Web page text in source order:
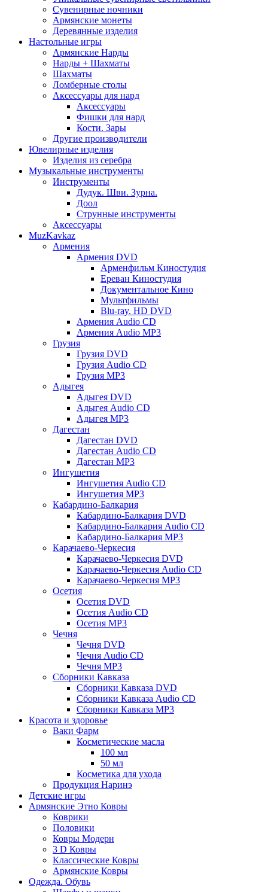
Сувенирные ночники
Армянские монеты
Деревянные изделия
Настольные игры
Армянские Нарды
Нарды + Шахматы
Шахматы
Ломберные столы
Аксессуары для нард
Аксессуары
Фишки для нард
Кости. Зары
Другие производители
Ювелирные изделия
Изделия из серебра
Музыкальные инструменты
Инструменты
Дудук. Шви. Зурна.
Доол
Струнные инструменты
Аксессуары
MuzKavkaz
Армения
Армения DVD
Арменфильм Киностудия
Ереван Киностудия
Документальное Кино
Мультфильмы
Blu-ray. HD DVD
Армения Audio CD
Армения Audio MP3
Грузия
Грузия DVD
Грузия Audio CD
Грузия MP3
Адыгея
Адыгея DVD
Адыгея Audio CD
Адыгея MP3
Дагестан
Дагестан DVD
Дагестан Audio CD
Дагестан MP3
Ингушетия
Ингушетия Audio CD
Ингушетия MP3
Кабардино-Балкария
Кабардино-Балкария DVD
Кабардино-Балкария Audio CD
Кабардино-Балкария MP3
Карачаево-Черкесия
Карачаево-Черкесия DVD
Карачаево-Черкесия Audio CD
Карачаево-Черкесия MP3
Осетия
Осетия DVD
Осетия Audio CD
Осетия MP3
Чечня
Чечня DVD
Чечня Audio CD
Чечня MP3
Сборники Кавказа
Сборники Кавказа DVD
Сборники Кавказа Audio CD
Сборники Кавказа MP3
Красота и здоровье
Ваки Фарм
Косметические масла
100 мл
50 мл
Косметика для ухода
Продукция Наринэ
Детские игры
Армянские Этно Ковры
Коврики
Половики
Ковры Модерн
3 D Ковры
Классические Ковры
Армянские Ковры
Одежда. Обувь